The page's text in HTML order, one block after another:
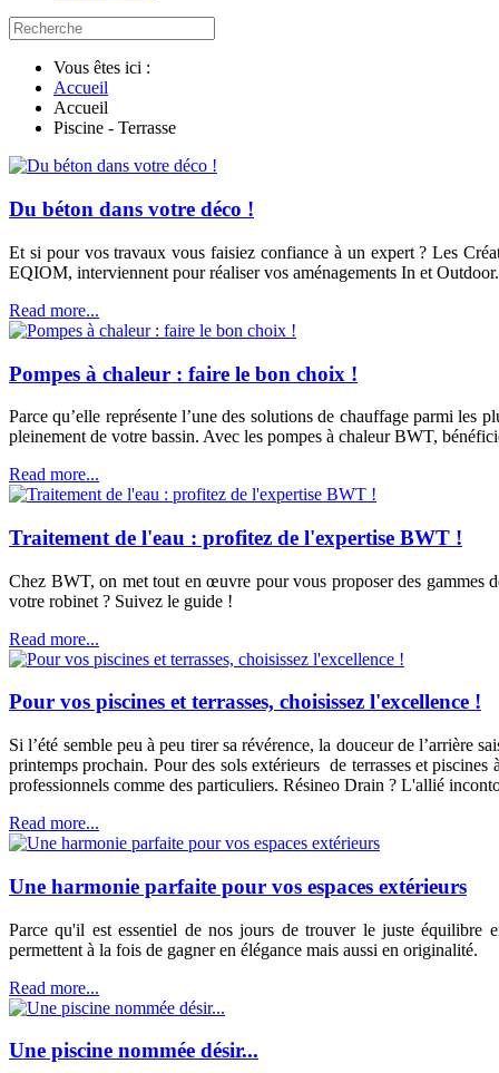
Vous êtes ici :
Accueil
Accueil
Piscine - Terrasse
Du béton dans votre déco !
Et si pour vos travaux vous faisiez confiance à un expert ? Les
EQIOM, interviennent pour réaliser vos aménagements In et
Read more...
Pompes à chaleur : faire le bon choix !
Parce qu’elle représente l’une des solutions de chauffage parmi
pleinement de votre bassin. Avec les pompes à chaleur BWT,
Read more...
Traitement de l'eau : profitez de l'expertise BWT !
Chez BWT, on met tout en œuvre pour vous proposer des gammes
votre robinet ? Suivez le guide !
Read more...
Pour vos piscines et terrasses, choisissez l'excellence !
Si l’été semble peu à peu tirer sa révérence, la douceur de l’arrière
printemps prochain. Pour des sols extérieurs de terrasses et
professionnels comme des particuliers. Résineo Drain ? L'allié
Read more...
Une harmonie parfaite pour vos espaces extérieurs
Parce qu'il est essentiel de nos jours de trouver le juste équilibre
permettent à la fois de gagner en élégance mais aussi en originalité.
Read more...
Une piscine nommée désir...